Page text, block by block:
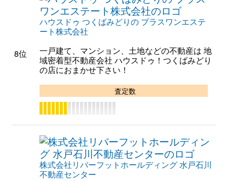
8位
ハウスドゥ つくばみどりの プラスワンエステ
ート株式会社
一戸建て、マンション、土地などの不動産は 地
域密着型不動産会社 ハウスドゥ！つくばみどり
の店におまかせ下さい！
査定数
株式会社リバーフットホールディング 水戸石川
不動産センター